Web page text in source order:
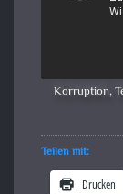
Korruption,
Teilen mit:
Drucken